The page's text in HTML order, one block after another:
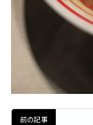
前の記事